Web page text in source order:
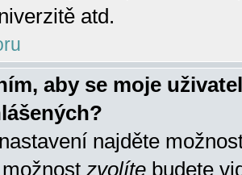
atd.
aby se moje
najděte
zvolíte budete